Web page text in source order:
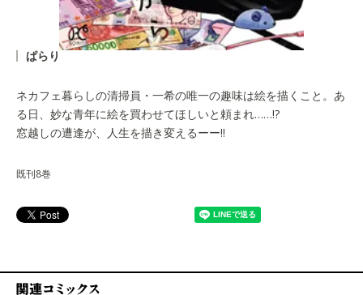
ぱらり
ネカフェ暮らしの清掃員・一希の唯一の趣味は絵を描くこと。あ
る日、妙な青年に絵を買わせてほしいと頼まれ……!?
窓越しの遭逢が、人生を描き変えるーー!!
既刊8巻